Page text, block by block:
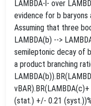
LAMBDA-l- over
evidence for b baryons
Assuming that three
LAMBDA(b) -->
semileptonic decay of
a product branching
(stat.) +/- 0.21